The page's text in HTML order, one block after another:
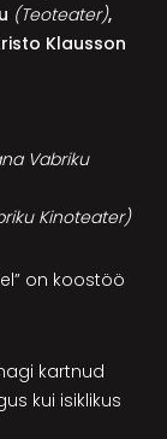
(Teoteater),
Klausson
Vabriku
Kinoteater)
on koostöö
kartnud
kui isiklikus